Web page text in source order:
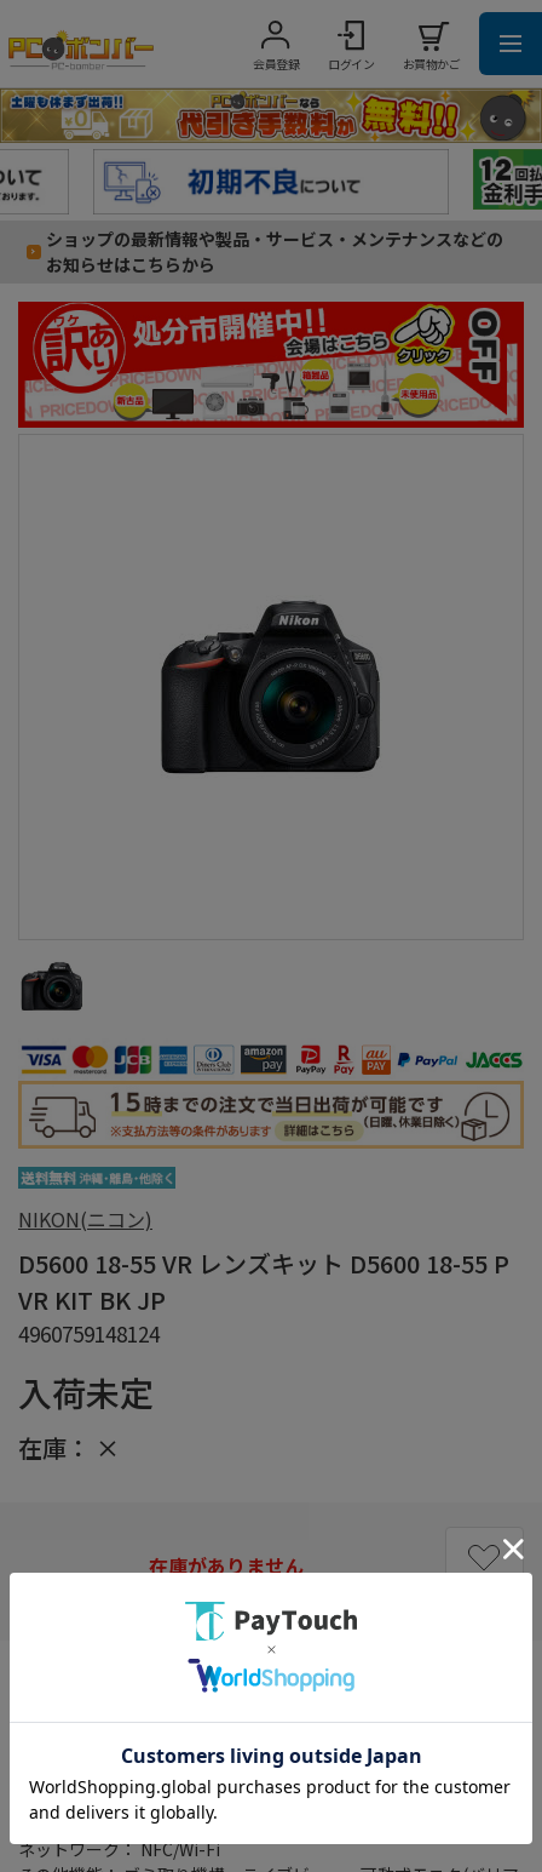
会員登録 ログイン お買物かご
ショップの最新情報や製品・サービス・メンテナンスなどの
お知らせはこちらから
NIKON(ニコン)
D5600 18-55 VR レンズキット D5600 18-55 P
VR KIT BK JP
4960759148124
入荷未定
在庫： ×
在庫がありません
レンズマウント： ニコンFマウント
有効画素数： 2416万画素
連写撮影： 5 コマ/秒
記録メディア： SDHC/SD/SDXC
HD出力： フルHD
動画記録画素数： 1920x1080
ネットワーク： NFC/Wi-Fi